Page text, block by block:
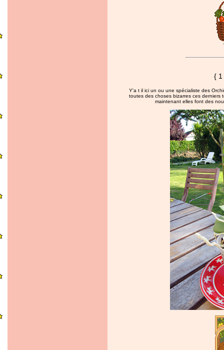
{ 1
Y'a t il ici un ou une spécialiste des
toutes des choses bizarres ces derniers
maintenant elles font des